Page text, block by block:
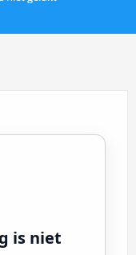
is niet